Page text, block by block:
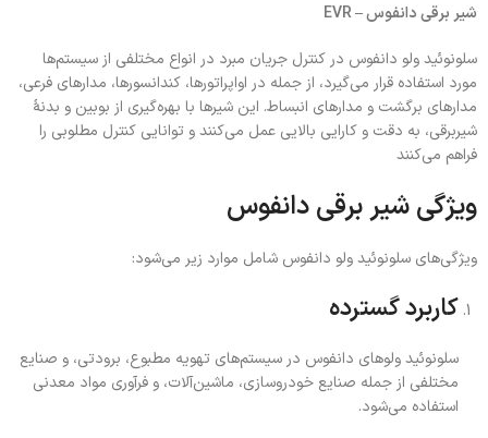
شیر برقی دانفوس – EVR
سلونوئید ولو دانفوس در کنترل جریان مبرد در انواع مختلفی از سیستم‌ها
مورد استفاده قرار می‌گیرد، از جمله در اواپراتورها، کندانسورها، مدارهای فرعی،
مدارهای برگشت و مدارهای انبساط. این شیرها با بهره‌گیری از بوبین و بدنهٔ
شیربرقی، به دقت و کارایی بالایی عمل می‌کنند و توانایی کنترل مطلوبی را
فراهم می‌کنند
ویژگی شیر برقی دانفوس
ویژگی‌های سلونوئید ولو دانفوس شامل موارد زیر می‌شود:
کاربرد گسترده
سلونوئید ولوهای دانفوس در سیستم‌های تهویه مطبوع، برودتی، و صنایع
مختلفی از جمله صنایع خودروسازی، ماشین‌آلات، و فرآوری مواد معدنی
استفاده می‌شود.